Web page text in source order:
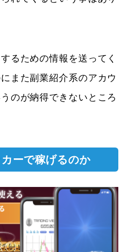
るための情報を送ってく
また副業紹介系のアカウ
のが納得できないところ
ーで稼げるのか